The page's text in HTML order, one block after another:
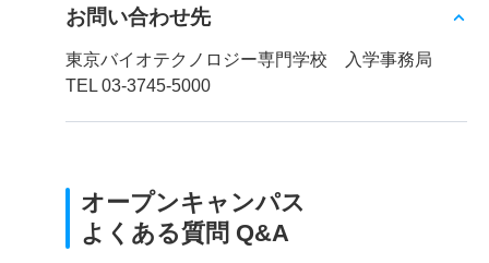
お問い合わせ先
東京バイオテクノロジー専門学校 入学事務局
TEL 03-3745-5000
オープンキャンパス
よくある質問 Q&A